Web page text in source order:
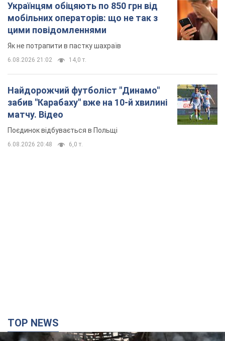
Українцям обіцяють по 850 грн від
мобільних операторів: що не так з
цими повідомленнями
Як не потрапити в пастку шахраїв
6.08.2026 21:02 14,0 т.
Найдорожчий футболіст "Динамо"
забив "Карабаху" вже на 10-й хвилині
матчу. Відео
Поєдинок відбувається в Польщі
6.08.2026 20:48 6,0 т.
TOP NEWS